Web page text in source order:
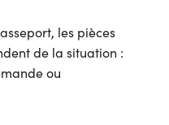
les pièces
de la situation :
ou